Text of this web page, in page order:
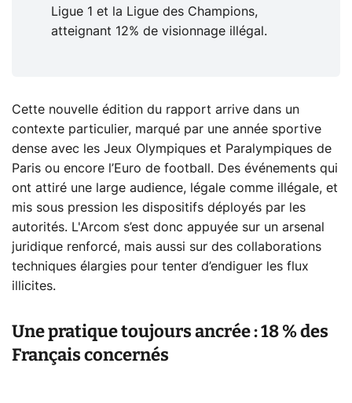
Ligue 1 et la Ligue des Champions,
atteignant 12% de visionnage illégal.
Cette nouvelle édition du rapport arrive dans un
contexte particulier, marqué par une année sportive
dense avec les Jeux Olympiques et Paralympiques de
Paris ou encore l’Euro de football. Des événements qui
ont attiré une large audience, légale comme illégale, et
mis sous pression les dispositifs déployés par les
autorités. L'Arcom s’est donc appuyée sur un arsenal
juridique renforcé, mais aussi sur des collaborations
techniques élargies pour tenter d’endiguer les flux
illicites.
Une pratique toujours ancrée : 18 % des
Français concernés